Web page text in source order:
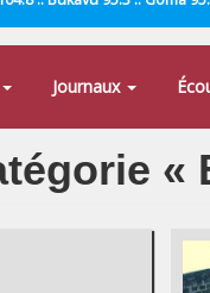
Journaux
«